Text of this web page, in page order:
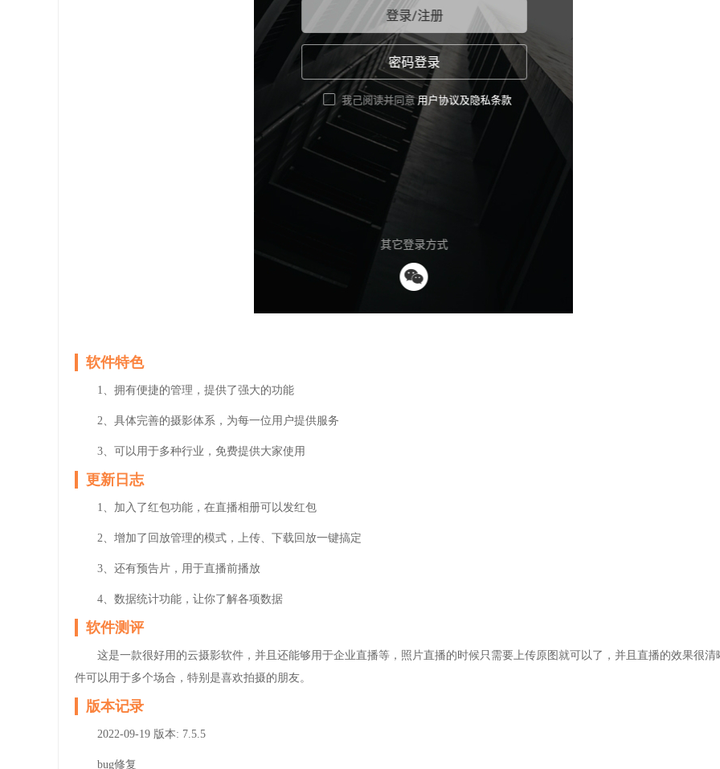
软件特色
1、拥有便捷的管理，提供了强大的功能
2、具体完善的摄影体系，为每一位用户提供服务
3、可以用于多种行业，免费提供大家使用
更新日志
1、加入了红包功能，在直播相册可以发红包
2、增加了回放管理的模式，上传、下载回放一键搞定
3、还有预告片，用于直播前播放
4、数据统计功能，让你了解各项数据
软件测评
这是一款很好用的云摄影软件，并且还能够用于企业直播等，照片直播的时候只需要上传原图就可以了，并且直播的效果很清
件可以用于多个场合，特别是喜欢拍摄的朋友。
版本记录
2022-09-19 版本: 7.5.5
bug修复